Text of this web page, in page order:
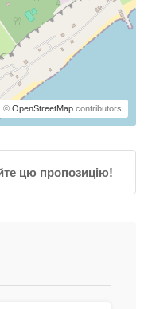
| © OpenStreetMap contributors
цю пропозицію!